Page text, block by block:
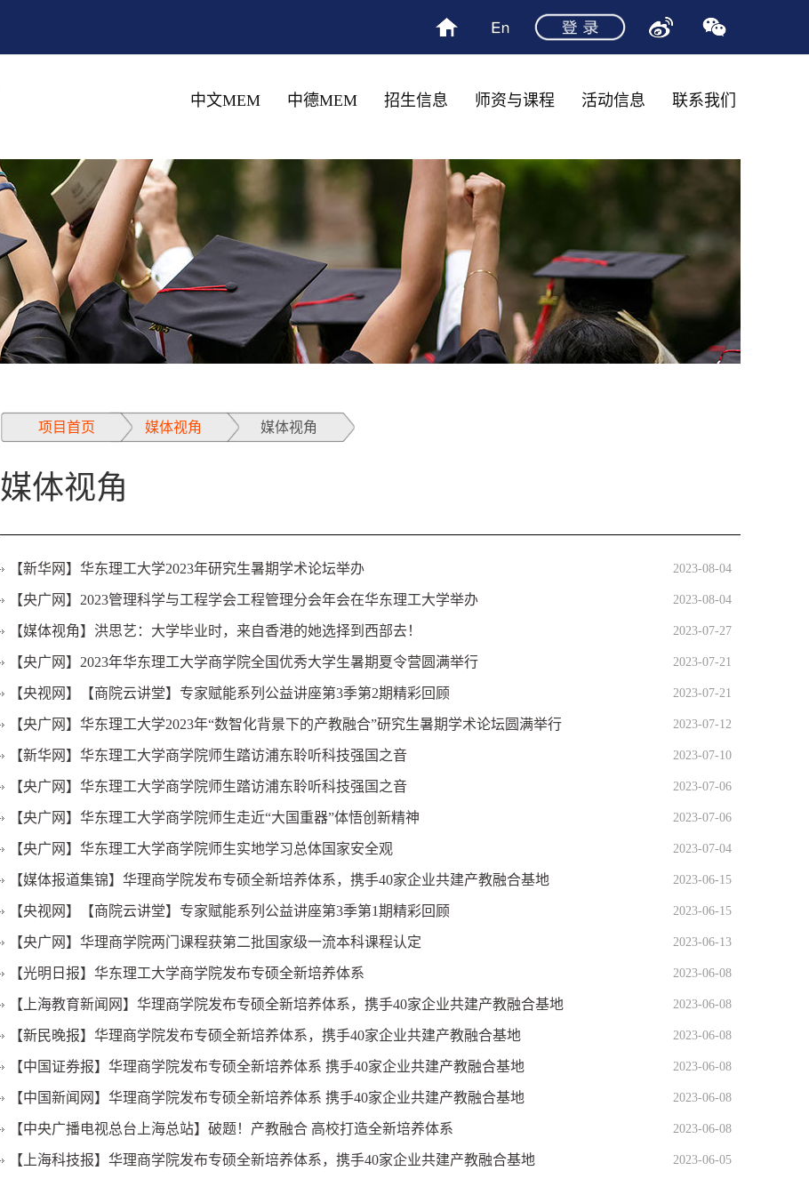
中文MEM 中德MEM 招生信息 师资与课程 活动信息 联系我们
项目首页 媒体视角 媒体视角
媒体视角
【新华网】华东理工大学2023年研究生暑期学术论坛举办 2023-08-04
【央广网】2023管理科学与工程学会工程管理分会年会在华东理工大学举办 2023-08-04
【媒体视角】洪思艺：大学毕业时，来自香港的她选择到西部去！ 2023-07-27
【央广网】2023年华东理工大学商学院全国优秀大学生暑期夏令营圆满举行 2023-07-21
【央视网】【商院云讲堂】专家赋能系列公益讲座第3季第2期精彩回顾 2023-07-21
【央广网】华东理工大学2023年“数智化背景下的产教融合”研究生暑期学术论坛圆满举行 2023-07-12
【新华网】华东理工大学商学院师生踏访浦东聆听科技强国之音 2023-07-10
【央广网】华东理工大学商学院师生踏访浦东聆听科技强国之音 2023-07-06
【央广网】华东理工大学商学院师生走近“大国重器”体悟创新精神 2023-07-06
【央广网】华东理工大学商学院师生实地学习总体国家安全观 2023-07-04
【媒体报道集锦】华理商学院发布专硕全新培养体系，携手40家企业共建产教融合基地 2023-06-15
【央视网】【商院云讲堂】专家赋能系列公益讲座第3季第1期精彩回顾 2023-06-15
【央广网】华理商学院两门课程获第二批国家级一流本科课程认定 2023-06-13
【光明日报】华东理工大学商学院发布专硕全新培养体系 2023-06-08
【上海教育新闻网】华理商学院发布专硕全新培养体系，携手40家企业共建产教融合基地 2023-06-08
【新民晚报】华理商学院发布专硕全新培养体系，携手40家企业共建产教融合基地 2023-06-08
【中国证券报】华理商学院发布专硕全新培养体系 携手40家企业共建产教融合基地 2023-06-08
【中国新闻网】华理商学院发布专硕全新培养体系 携手40家企业共建产教融合基地 2023-06-08
【中央广播电视总台上海总站】破题！产教融合 高校打造全新培养体系 2023-06-08
【上海科技报】华理商学院发布专硕全新培养体系，携手40家企业共建产教融合基地 2023-06-05